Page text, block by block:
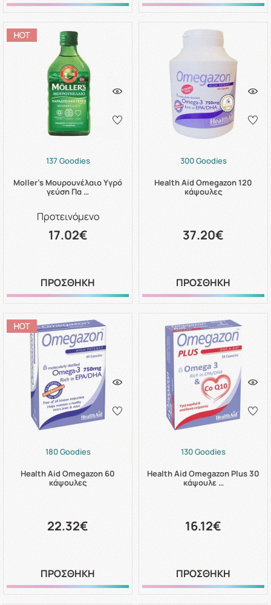
137 Goodies
Moller's Μουρουνέλαιο Υγρό
γεύση Πα …
Προτεινόμενο
17.02€
ΠΡΟΣΘΗΚΗ
300 Goodies
Health Aid Omegazon 120
κάψουλες
37.20€
ΠΡΟΣΘΗΚΗ
180 Goodies
Health Aid Omegazon 60
κάψουλες
22.32€
ΠΡΟΣΘΗΚΗ
130 Goodies
Health Aid Omegazon Plus 30
κάψουλε …
16.12€
ΠΡΟΣΘΗΚΗ